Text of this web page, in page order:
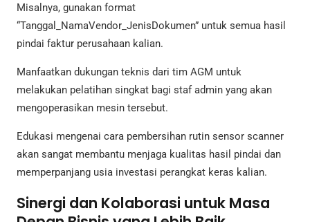
Misalnya, gunakan format
“Tanggal_NamaVendor_JenisDokumen” untuk semua hasil
pindai faktur perusahaan kalian.
Manfaatkan dukungan teknis dari tim AGM untuk
melakukan pelatihan singkat bagi staf admin yang akan
mengoperasikan mesin tersebut.
Edukasi mengenai cara pembersihan rutin sensor scanner
akan sangat membantu menjaga kualitas hasil pindai dan
memperpanjang usia investasi perangkat keras kalian.
Sinergi dan Kolaborasi untuk Masa